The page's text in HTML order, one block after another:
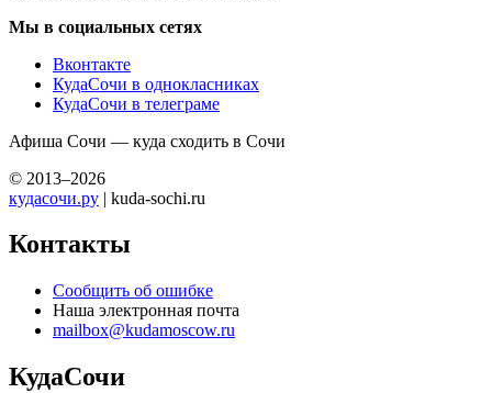
Мы в социальных сетях
Вконтакте
КудаСочи в однокласниках
КудаСочи в телеграме
Афиша Сочи — куда сходить в Сочи
© 2013–2026
кудасочи.ру | kuda-sochi.ru
Контакты
Сообщить об ошибке
Наша электронная почта
mailbox@kudamoscow.ru
КудаСочи